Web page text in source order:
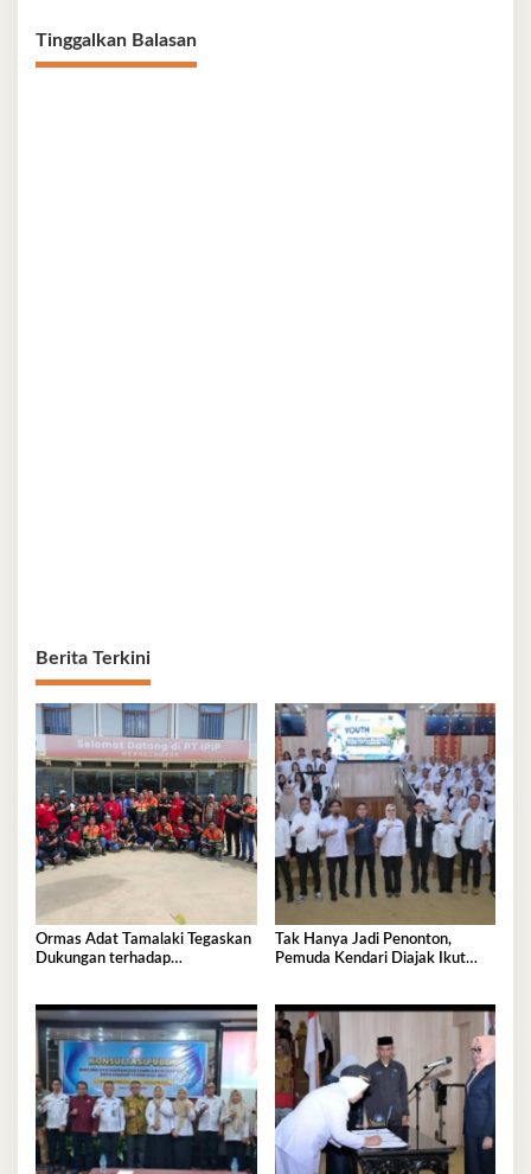
Tinggalkan Balasan
Berita Terkini
Ormas Adat Tamalaki Tegaskan
Dukungan terhadap
Tak Hanya Jadi Penonton,
Pemuda Kendari Diajak Ikut